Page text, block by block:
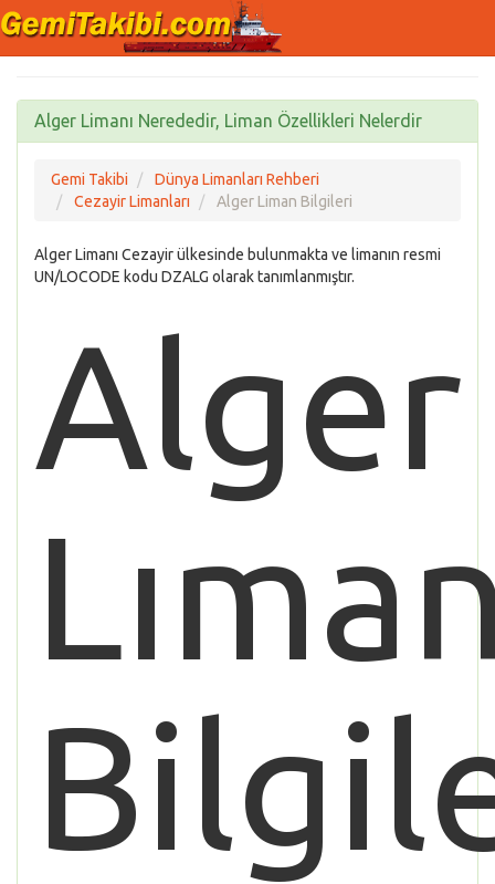
Alger Limanı Nerededir, Liman Özellikleri Nelerdir
Gemi Takibi
Dünya Limanları Rehberi
Cezayir Limanları
Alger Liman Bilgileri
Alger Limanı Cezayir ülkesinde bulunmakta ve limanın resmi
UN/LOCODE kodu DZALG olarak tanımlanmıştır.
Alger